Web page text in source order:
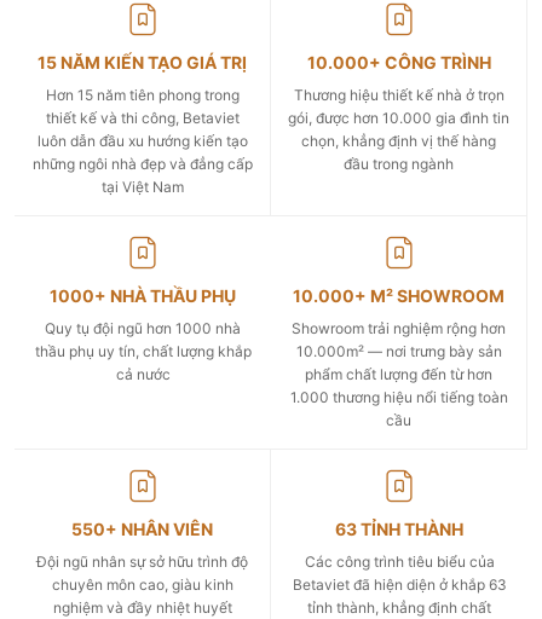
15 NĂM KIẾN TẠO GIÁ TRỊ
Hơn 15 năm tiên phong trong
thiết kế và thi công, Betaviet
luôn dẫn đầu xu hướng kiến tạo
những ngôi nhà đẹp và đẳng cấp
tại Việt Nam
10.000+ CÔNG TRÌNH
Thương hiệu thiết kế nhà ở trọn
gói, được hơn 10.000 gia đình tin
chọn, khẳng định vị thế hàng
đầu trong ngành
1000+ NHÀ THẦU PHỤ
Quy tụ đội ngũ hơn 1000 nhà
thầu phụ uy tín, chất lượng khắp
cả nước
10.000+ M² SHOWROOM
Showroom trải nghiệm rộng hơn
10.000m² — nơi trưng bày sản
phẩm chất lượng đến từ hơn
1.000 thương hiệu nổi tiếng toàn
cầu
550+ NHÂN VIÊN
Đội ngũ nhân sự sở hữu trình độ
chuyên môn cao, giàu kinh
nghiệm và đầy nhiệt huyết
63 TỈNH THÀNH
Các công trình tiêu biểu của
Betaviet đã hiện diện ở khắp 63
tỉnh thành, khẳng định chất